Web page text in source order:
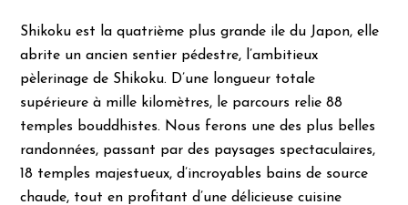
Shikoku est la quatrième plus grande ile du Japon, elle
abrite un ancien sentier pédestre, l’ambitieux
pèlerinage de Shikoku. D’une longueur totale
supérieure à mille kilomètres, le parcours relie 88
temples bouddhistes. Nous ferons une des plus belles
randonnées, passant par des paysages spectaculaires,
18 temples majestueux, d’incroyables bains de source
chaude, tout en profitant d’une délicieuse cuisine